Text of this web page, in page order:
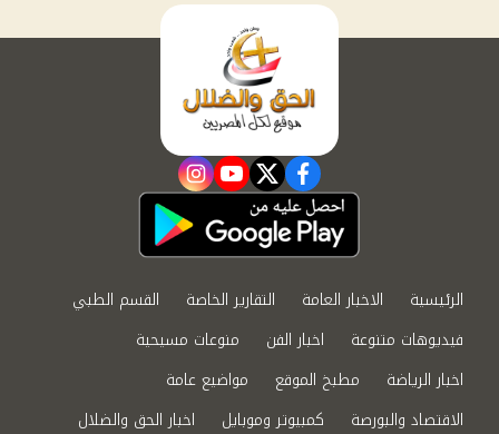
facebook
twitter
youtube
instagram
الرئيسية الاخبار العامة التقارير الخاصة
القسم الطبي
فيديوهات متنوعة
اخبار الفن
منوعات مسيحية
اخبار الرياضة
مطبخ الموقع
مواضيع عامة
الاقتصاد والبورصة
كمبيوتر وموبايل اخبار الحق والضلال